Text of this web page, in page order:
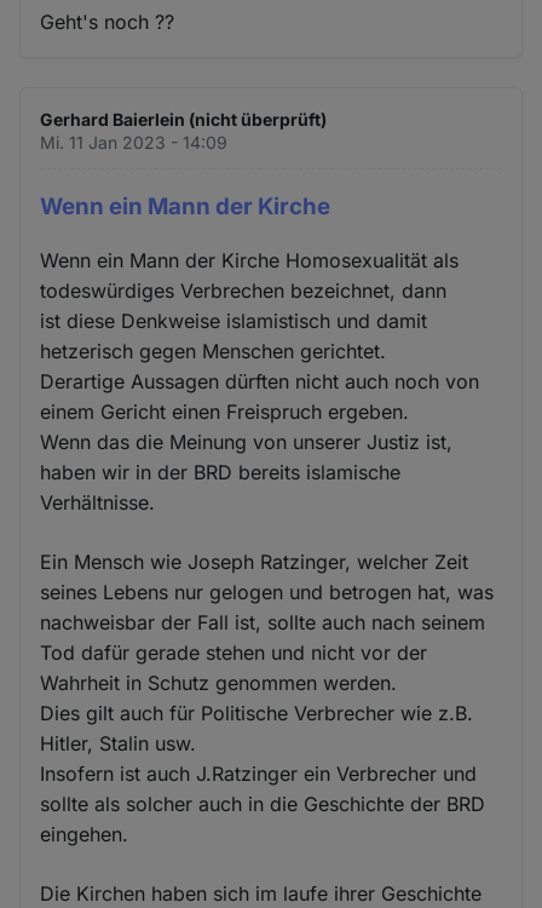
Geht's noch ??
Gerhard Baierlein (nicht überprüft)
Mi. 11 Jan 2023 - 14:09
Wenn ein Mann der Kirche
Wenn ein Mann der Kirche Homosexualität als
todeswürdiges Verbrechen bezeichnet, dann
ist diese Denkweise islamistisch und damit
hetzerisch gegen Menschen gerichtet.
Derartige Aussagen dürften nicht auch noch von
einem Gericht einen Freispruch ergeben.
Wenn das die Meinung von unserer Justiz ist,
haben wir in der BRD bereits islamische
Verhältnisse.
Ein Mensch wie Joseph Ratzinger, welcher Zeit
seines Lebens nur gelogen und betrogen hat, was
nachweisbar der Fall ist, sollte auch nach seinem
Tod dafür gerade stehen und nicht vor der
Wahrheit in Schutz genommen werden.
Dies gilt auch für Politische Verbrecher wie z.B.
Hitler, Stalin usw.
Insofern ist auch J.Ratzinger ein Verbrecher und
sollte als solcher auch in die Geschichte der BRD
eingehen.
Die Kirchen haben sich im laufe ihrer Geschichte